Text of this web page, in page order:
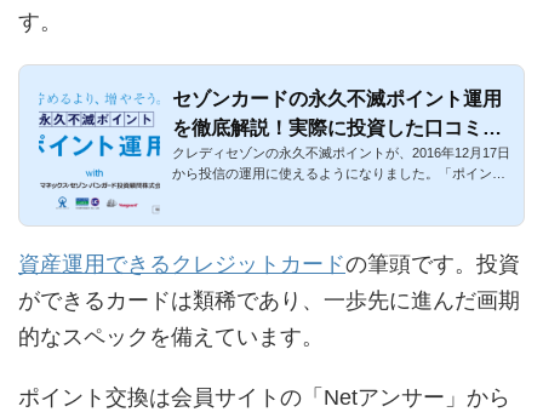
す。
セゾンカードの永久不滅ポイント運用
を徹底解説！実際に投資した口コミま
とめ
クレディセゾンの永久不滅ポイントが、2016年12月17日
から投信の運用に使えるようになりました。「ポイント
資産運用できるクレジットカードの筆頭です。投資
ができるカードは類稀であり、一歩先に進んだ画期
的なスペックを備えています。
ポイント交換は会員サイトの「Netアンサー」から